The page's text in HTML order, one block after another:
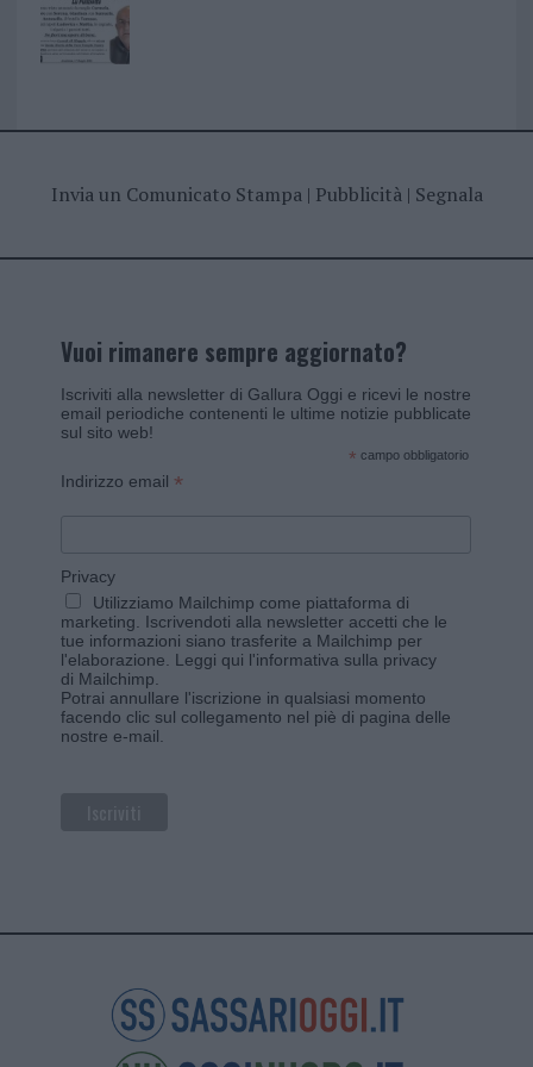
Invia un Comunicato Stampa| Pubblicità| Segnala
Vuoi rimanere sempre aggiornato?
Iscriviti alla newsletter di Gallura Oggi e ricevi le nostre
email periodiche contenenti le ultime notizie pubblicate
sul sito web!
* campo obbligatorio
Indirizzo email *
Privacy
Utilizziamo Mailchimp come piattaforma di
marketing. Iscrivendoti alla newsletter accetti che le
tue informazioni siano trasferite a Mailchimp per
l'elaborazione. Leggi qui l'informativa sulla privacy
di Mailchimp
Potrai annullare l'iscrizione in qualsiasi momento
facendo clic sul collegamento nel piè di pagina delle
nostre e-mail.